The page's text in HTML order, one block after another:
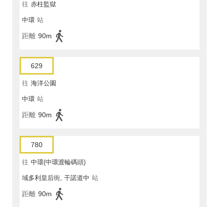
往 赤柱監獄
中環 站
距離 90m
629
往 海洋公園
中環 站
距離 90m
780
往 中環(中環渡輪碼頭)
域多利皇后街, 干諾道中 站
距離 90m